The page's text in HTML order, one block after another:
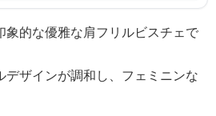
象的な優雅な肩フリルビスチェで
デザインが調和し、フェミニンな